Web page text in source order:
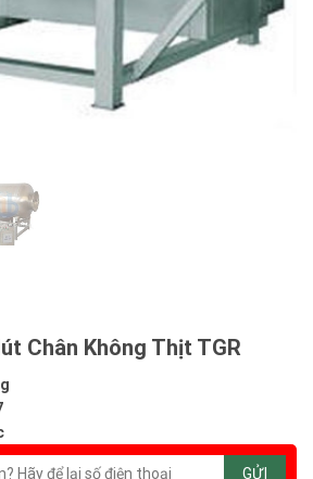
Chân Không Thịt TGR